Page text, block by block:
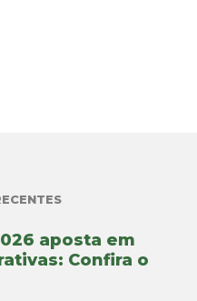
aposta em
Confira o